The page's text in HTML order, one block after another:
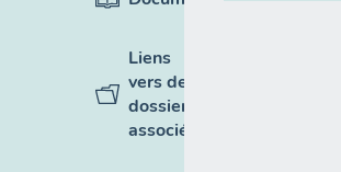
Liens
vers des
dossiers
associés